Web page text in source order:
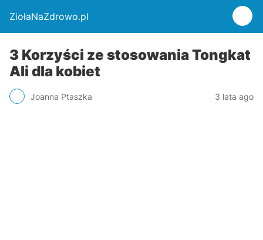
ZiołaNaZdrowo.pl
3 Korzyści ze stosowania Tongkat
Ali dla kobiet
Joanna Ptaszka 3 lata ago